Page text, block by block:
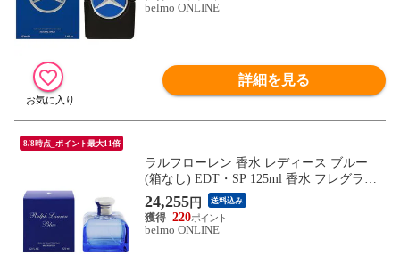
belmo ONLINE
詳細を見る
8/8時点_ポイント最大11倍
ラルフローレン 香水 レディース ブルー
(箱なし) EDT・SP 125ml 香水 フレグラン
ス BLUE RALPH LAUREN 新品 未使用
24,255円 送料込み
220
belmo ONLINE